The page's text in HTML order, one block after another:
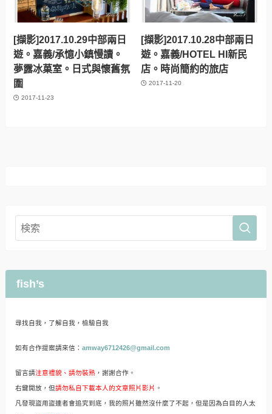
[擷影]2017.10.29中部兩日
遊。嘉義/承憶小鎮慢讀。
夢露冰菓室。日式與懷舊氛
圍
2017-11-23
[擷影]2017.10.28中部兩日
遊。嘉義/HOTEL HI新民
店。時尚簡約的旅店
2017-11-20
fish’s
尋找自我，了解自我，檢驗自我
如有合作提案請來信： amway6712426@gmail.com
留言請注意禮貌、請勿裝熟，謝謝合作。
右鍵開放，但請勿私自下載本人的文章照片影片 。
凡發現盜用盜連者會追究到底，我的照片雖然沒什麼了不起，但是因為白目的人太